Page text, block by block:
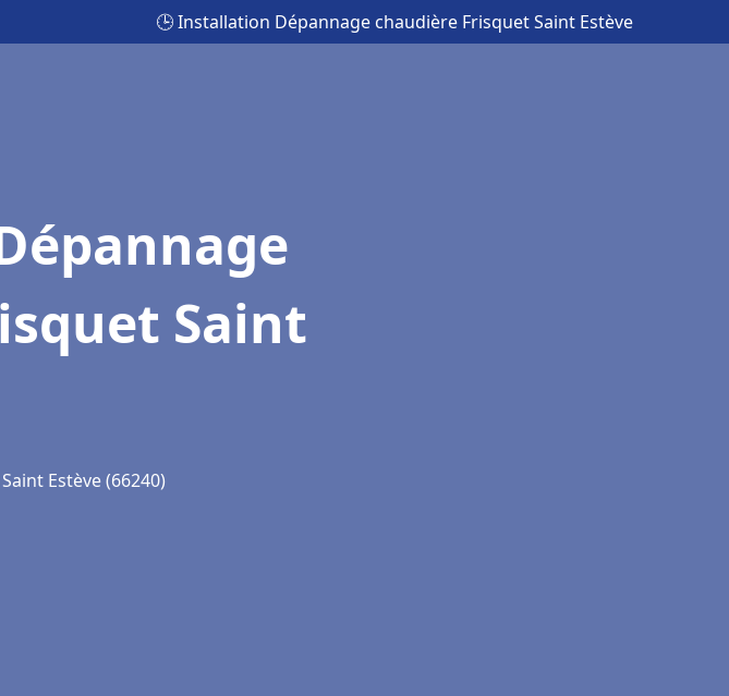
🕒 Installation Dépannage chaudière Frisquet Saint Estève
Saint
Estève (66240)